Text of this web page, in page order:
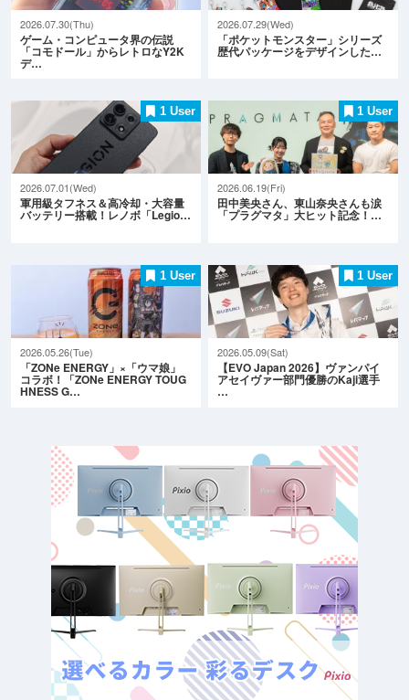
2026.07.30(Thu)
ゲーム・コンピュータ界の伝説
「コモドール」からレトロなY2K
デ…
2026.07.29(Wed)
「ポケットモンスター」シリーズ
歴代パッケージをデザインした…
1 User
2026.07.01(Wed)
軍用級タフネス＆高冷却・大容量
バッテリー搭載！レノボ「Legio…
1 User
2026.06.19(Fri)
田中美央さん、東山奈央さんも涙
「プラグマタ」大ヒット記念！…
1 User
2026.05.26(Tue)
「ZONe ENERGY」×「ウマ娘」
コラボ！「ZONe ENERGY TOUG
HNESS G…
1 User
2026.05.09(Sat)
【EVO Japan 2026】ヴァンパイ
アセイヴァー部門優勝のKaji選手
…